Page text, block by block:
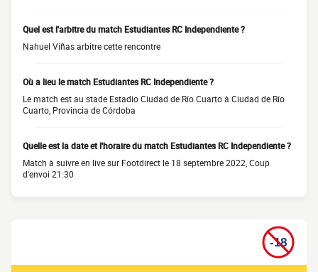
Quel est l'arbitre du match Estudiantes RC Independiente ?
Nahuel Viñas arbitre cette rencontre
Où a lieu le match Estudiantes RC Independiente ?
Le match est au stade Estadio Ciudad de Río Cuarto à Ciudad de Río
Cuarto, Provincia de Córdoba
Quelle est la date et l'horaire du match Estudiantes RC Independiente ?
Match à suivre en live sur Footdirect le 18 septembre 2022, Coup
d'envoi 21:30